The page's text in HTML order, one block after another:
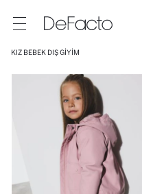
KIZ BEBEK DIŞ GIYIM